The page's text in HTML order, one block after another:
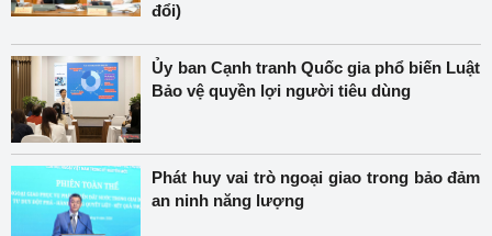
đổi)
Ủy ban Cạnh tranh Quốc gia phổ biến Luật
Bảo vệ quyền lợi người tiêu dùng
Phát huy vai trò ngoại giao trong bảo đảm
an ninh năng lượng